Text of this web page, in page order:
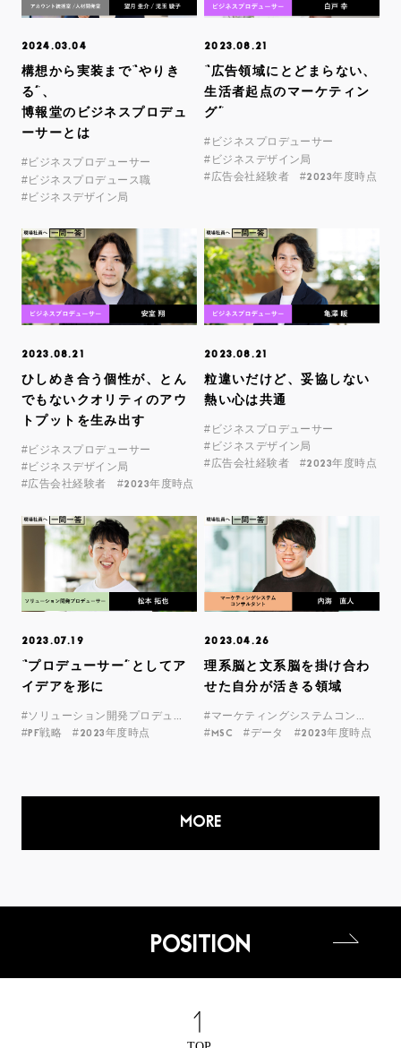
2024.03.04
構想から実装まで“やりき
る”、
博報堂のビジネスプロデュ
ーサーとは
#ビジネスプロデューサー
#ビジネスプロデュース職
#ビジネスデザイン局
2023.08.21
“広告領域にとどまらない、
生活者起点のマーケティン
グ”
#ビジネスプロデューサー
#ビジネスデザイン局
#広告会社経験者
#2023年度時点
2023.08.21
ひしめき合う個性が、とん
でもないクオリティのアウ
トプットを生み出す
#ビジネスプロデューサー
#ビジネスデザイン局
#広告会社経験者
#2023年度時点
2023.08.21
粒違いだけど、妥協しない
熱い心は共通
#ビジネスプロデューサー
#ビジネスデザイン局
#広告会社経験者
#2023年度時点
2023.07.19
“プロデューサー”としてア
イデアを形に
#PF戦略
#2023年度時点
2023.04.26
理系脳と文系脳を掛け合わ
せた自分が活きる領域
#MSC
#データ #2023年度時点
MORE
POSITION